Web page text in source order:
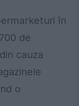
în
de
cauza
o